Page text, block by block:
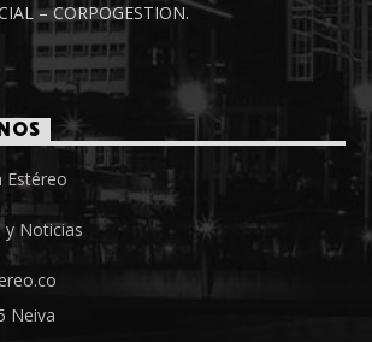
– CORPOGESTION.
Estéreo
y Noticias
Neiva